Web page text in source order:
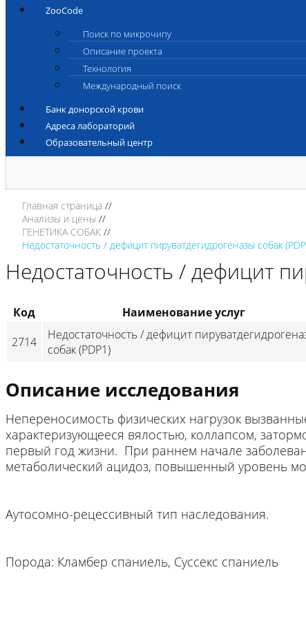
ZooCode
Поиск по микрочипу
Описание проекта
Технология
Международный поиск
Банк донорской крови
Адреса лабораторий
Образовательный центр
Главная страница
Анализы и цены
ГЕНЕТИКА СОБАК
Недостаточность / дефицит пируватдегидрогеназы собак
Недостаточность / дефицит
Код Наименование услуг
2714
Недостаточность / дефицит
собак (PDP1)
Описание исследования
Непереносимость физических нагрузок
характеризующееся вялостью, коллапсом,
первый год жизни. При раннем начале
метаболический ацидоз, повышенный уровень
Аутосомно-рецессивный тип наследования.
Порода: Кламбер спаниель, Суссекс спаниель